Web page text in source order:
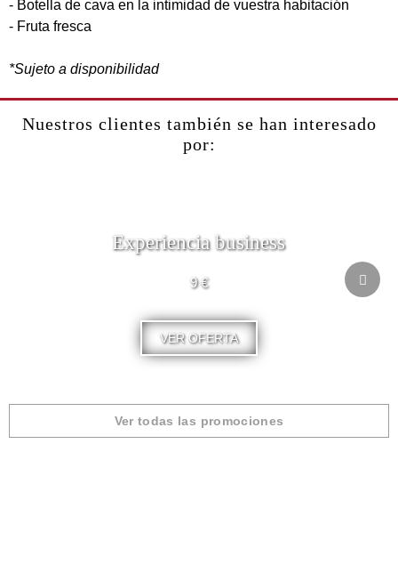
- Botella de cava en la intimidad de vuestra habitación
- Fruta fresca
*Sujeto a disponibilidad
Nuestros clientes también se han interesado
por:
Experiencia business
9 €
VER OFERTA
Ver todas las promociones